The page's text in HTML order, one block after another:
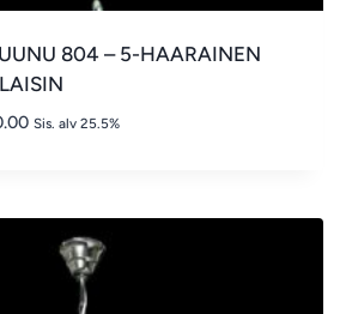
804 – 5-HAARAINEN
Hintaluokka:
Sis. alv 25.5%